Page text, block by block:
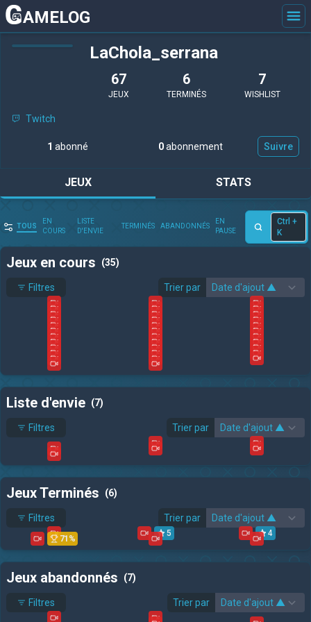
AMELOG
LaChola_serrana
67
JEUX
6
TERMINÉS
7
WISHLIST
Twitch
1 abonné 0abonnement Suivre
JEUX STATS
TOUS
EN
COURS
LISTE
D'ENVIE
TERMINÉS ABANDONNÉS
EN
PAUSE
Ctrl +
K
Jeux en cours (35)
Filtres Trier par
Liste d'envie (7)
Filtres Trier par
31/12/2026
Jeux Terminés (6)
Filtres Trier par
5 4
71%
Jeux abandonnés (7)
Filtres Trier par